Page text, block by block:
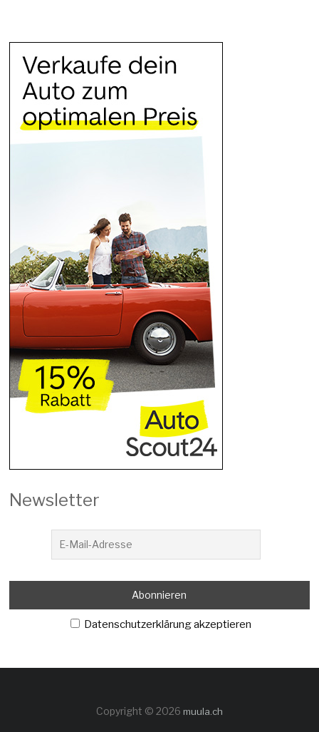
Newsletter
Datenschutzerklärung akzeptieren
Copyright © 2026 muula.ch